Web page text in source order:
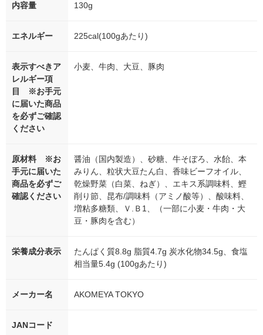
内容量 130g
エネルギー 225cal(100gあたり)
表示すべきア
レルギー項
目 ※お手元
に届いた商品
を必ずご確認
ください
小麦、牛肉、大豆、豚肉
原材料 ※お
手元に届いた
商品を必ずご
確認ください
醤油（国内製造）、砂糖、牛そぼろ、水飴、本
みりん、粒状大豆たん白、香味ビーフオイル、
乾燥野菜（白菜、ねぎ）、エキス系調味料、鰹
削り節、昆布/調味料（アミノ酸等）、酸味料、
増粘多糖類、Ｖ.Ｂ1、（一部に小麦・牛肉・大
豆・豚肉を含む）
栄養成分表示
たんぱく質8.8g 脂質4.7g 炭水化物34.5g、食塩
相当量5.4g (100gあたり)
メーカー名 AKOMEYA TOKYO
JANコード